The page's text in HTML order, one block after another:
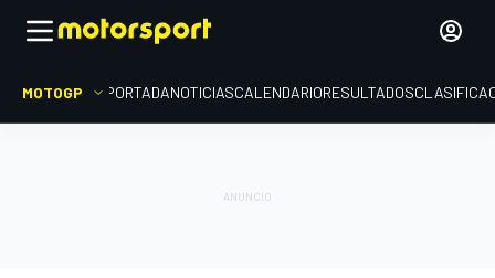
MOTOGP PORTADANOTICIASCALENDARIORESULTADOS